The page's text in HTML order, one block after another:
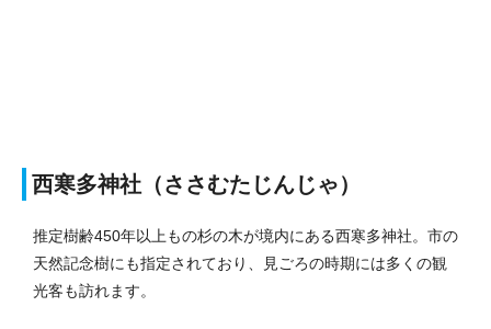
西寒多神社（ささむたじんじゃ）
推定樹齢450年以上もの杉の木が境内にある西寒多神社。市の
天然記念樹にも指定されており、見ごろの時期には多くの観
光客も訪れます。